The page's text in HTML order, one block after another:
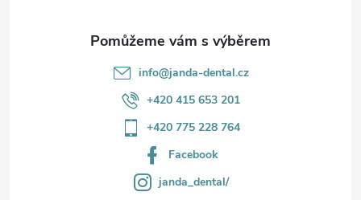
info@janda-dental.cz
+420 415 653 201
+420 775 228 764
Facebook
janda_dental/